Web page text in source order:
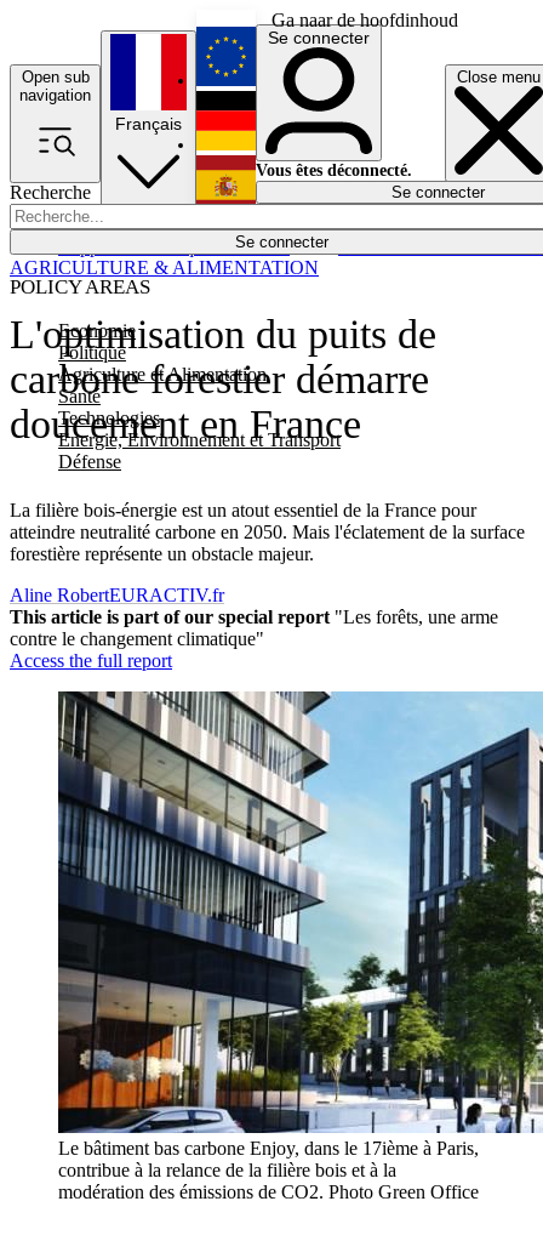
Ga naar de hoofdinhoud
Open sub
navigation
Close menu
Recherche
Se connecter
POLICY AREAS
Economie
Politique
Agriculture et Alimentation
Santé
Technologies
Energie, Environnement et Transport
Défense
Économie
Français
English
Deutsch
Español
Se connecter
Vous êtes déconnecté.
Se connecter
L'optimisation du puits de
carbone forestier démarre
doucement en France
La filière bois-énergie est un atout essentiel de la France pour
atteindre neutralité carbone en 2050. Mais l'éclatement de la surface
forestière représente un obstacle majeur.
AGRICULTURE & ALIMENTATION
Aline RobertEURACTIV.fr
This article is part of our special report "Les forêts, une arme
contre le changement climatique"
Access the full report
Le bâtiment bas carbone Enjoy, dans le 17ième à Paris,
contribue à la relance de la filière bois et à la
modération des émissions de CO2. Photo Green Office